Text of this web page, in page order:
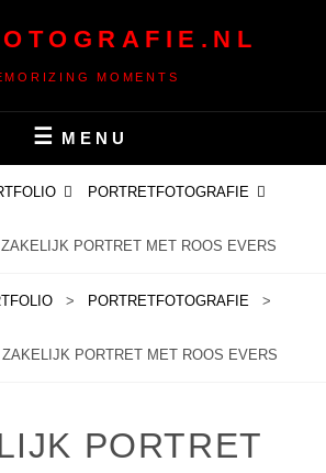
MOMENTS
MENU
PORTRETFOTOGRAFIE
ZAKELIJK PORTRET MET ROOS EVERS
> PORTRETFOTOGRAFIE >
ZAKELIJK PORTRET MET ROOS EVERS
PORTRET